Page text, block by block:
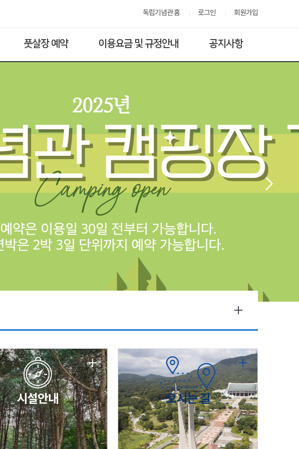
독립기념관 홈 로그인 회원가입
풋살장 예약 이용요금 및 규정안내 공지사항
시설안내 오시는 길